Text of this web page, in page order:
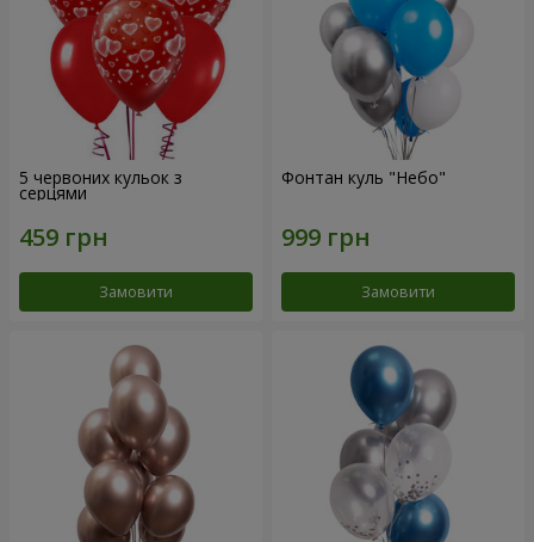
5 червоних кульок з
серцями
Замовити
Фонтан куль "Небо"
Замовити